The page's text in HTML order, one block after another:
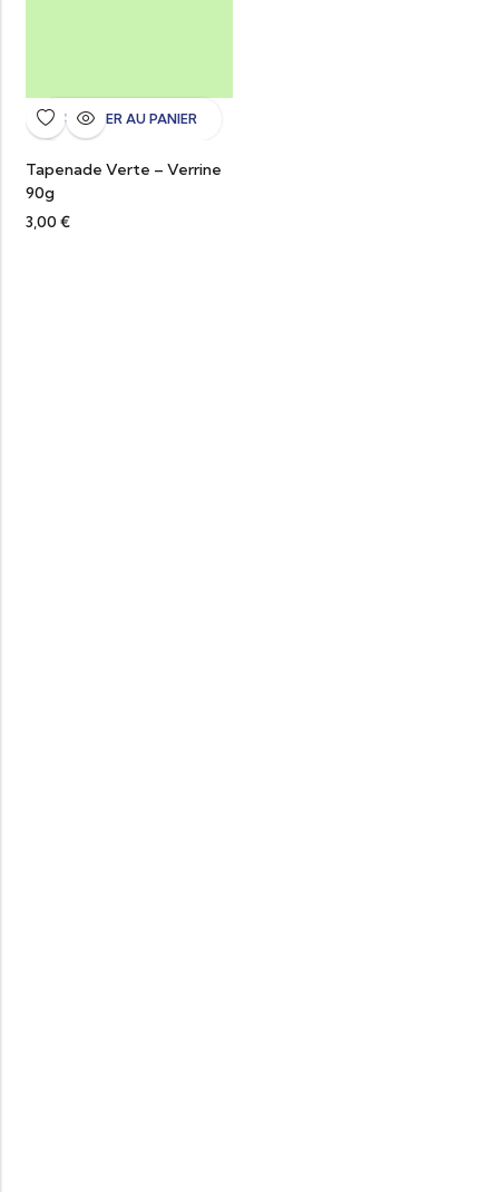
AJOUTER AU PANIER
Tapenade Verte – Verrine
90g
3,00 €